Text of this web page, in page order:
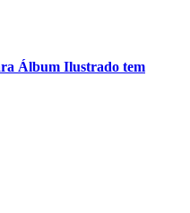
Álbum Ilustrado tem